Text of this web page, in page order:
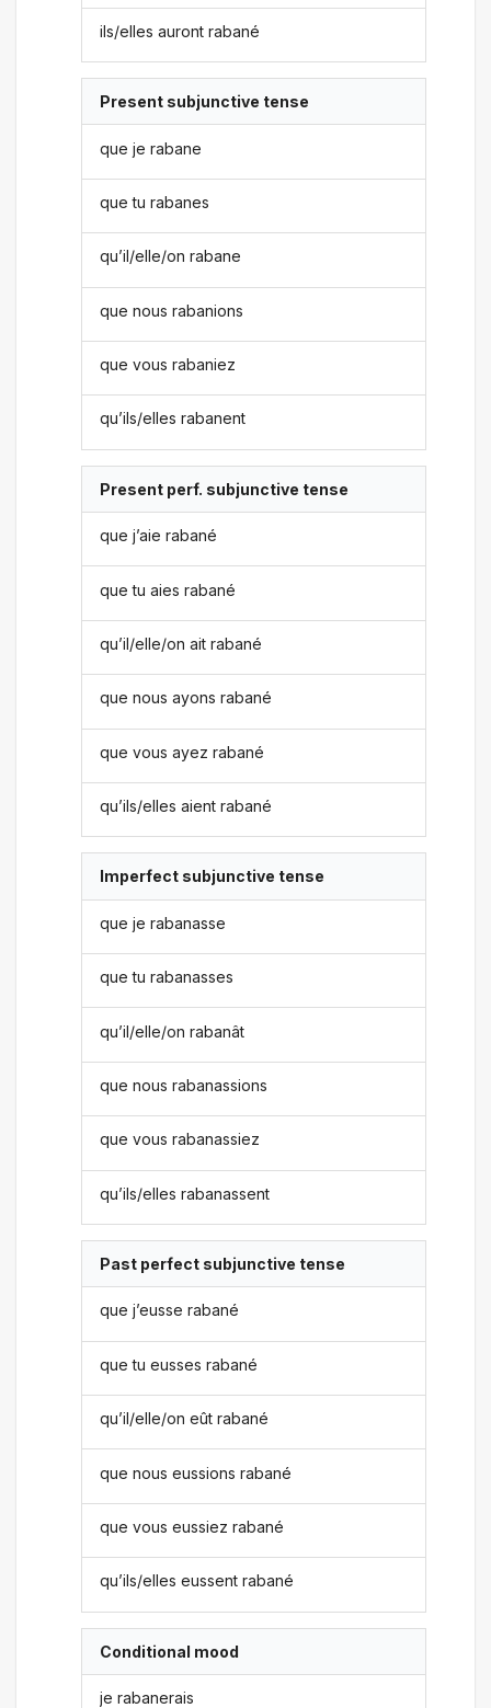
ils/elles auront rabané
Present subjunctive tense
que je rabane
que tu rabanes
qu’il/elle/on rabane
que nous rabanions
que vous rabaniez
qu’ils/elles rabanent
Present perf. subjunctive tense
que j’aie rabané
que tu aies rabané
qu’il/elle/on ait rabané
que nous ayons rabané
que vous ayez rabané
qu’ils/elles aient rabané
Imperfect subjunctive tense
que je rabanasse
que tu rabanasses
qu’il/elle/on rabanât
que nous rabanassions
que vous rabanassiez
qu’ils/elles rabanassent
Past perfect subjunctive tense
que j’eusse rabané
que tu eusses rabané
qu’il/elle/on eût rabané
que nous eussions rabané
que vous eussiez rabané
qu’ils/elles eussent rabané
Conditional mood
je rabanerais